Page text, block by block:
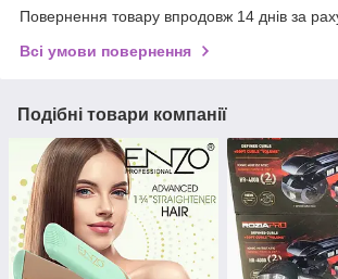
Повернення товару впродовж 14 днів за
Всі умови повернення
Подібні товари компанії